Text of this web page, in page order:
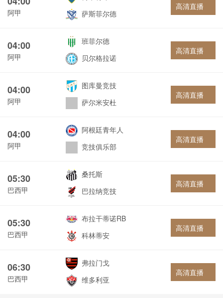
阿甲
萨斯菲尔德
高清直播
04:00
阿甲
班菲尔德
贝尔格拉诺
高清直播
04:00
阿甲
图库曼竞技
萨尔米安杜
高清直播
04:00
阿甲
阿根廷青年人
竞技俱乐部
高清直播
05:30
巴西甲
桑托斯
巴拉纳竞技
高清直播
05:30
巴西甲
布拉干蒂诺RB
科林蒂安
高清直播
06:30
巴西甲
弗拉门戈
维多利亚
高清直播